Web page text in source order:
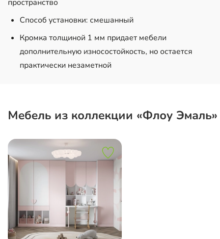
пространство
Способ установки: смешанный
Кромка толщиной 1 мм придает мебели
дополнительную износостойкость, но остается
практически незаметной
Мебель из коллекции «Флоу Эмаль»